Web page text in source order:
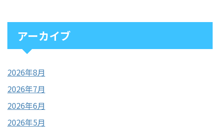
アーカイブ
2026年8月
2026年7月
2026年6月
2026年5月